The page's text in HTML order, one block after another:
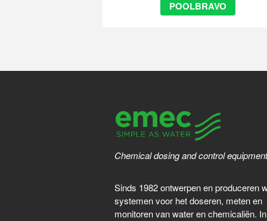
POOLBRAVO
Chemical dosing and control
Sinds 1982 ontwerpen en produceren
systemen voor het doseren, meten en
monitoren van water en chemicaliën.